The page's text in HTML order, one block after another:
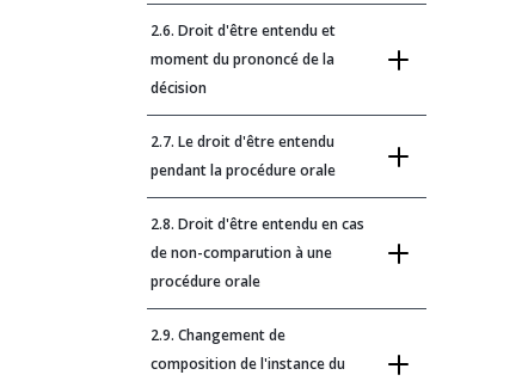
2.6. Droit d'être entendu et
moment du prononcé de la
décision
2.7. Le droit d'être entendu
pendant la procédure orale
2.8. Droit d'être entendu en cas
de non-comparution à une
procédure orale
2.9. Changement de
composition de l'instance du